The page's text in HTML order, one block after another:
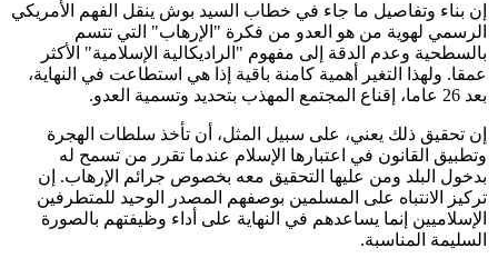
إن بناء وتفاصيل ما جاء في خطاب السيد بوش ينقل الفهم الأمريكي
الرسمي لهوية من هو العدو من فكرة "الإرهاب" التي تتسم
بالسطحية وعدم الدقة إلى مفهوم "الراديكالية الإسلامية" الأكثر
عمقا. ولهذا التغير أهمية كامنة باقية إذا هي استطاعت في النهاية،
بعد 26 عاما، إقناع المجتمع المهذب بتحديد وتسمية العدو.
إن تحقيق ذلك يعني، على سبيل المثل، أن تأخذ سلطات الهجرة
وتطبيق القانون في اعتبارها الإسلام عندما تقرر من تسمح له
بدخول البلد ومن عليها التحقيق معه بخصوص جرائم الإرهاب. إن
تركيز الانتباه على المسلمين بوصفهم المصدر الوحيد للمتطرفين
الإسلاميين إنما يساعدهم في النهاية على أداء وظيفتهم بالصورة
السليمة المناسبة.